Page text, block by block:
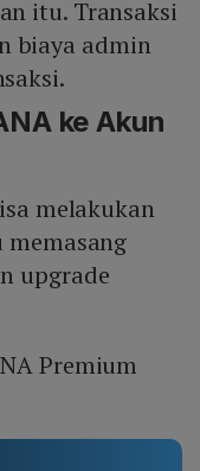
itu. Transaksi
biaya admin
ke Akun
melakukan
upgrade
Premium